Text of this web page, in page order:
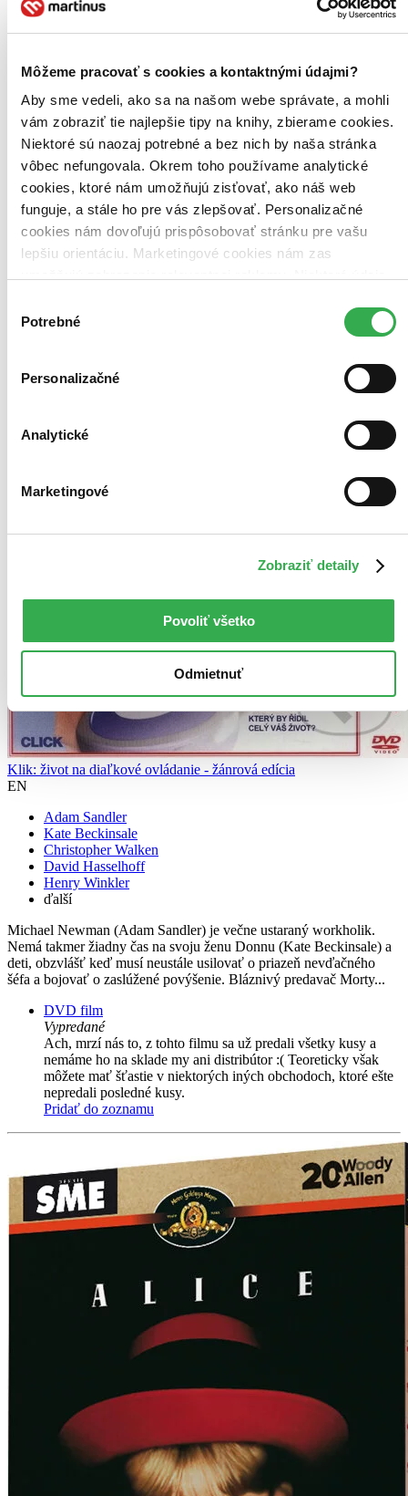
Môžeme pracovať s cookies a kontaktnými údajmi?
Aby sme vedeli, ako sa na našom webe správate, a mohli
vám zobraziť tie najlepšie tipy na knihy, zbierame cookies.
Niektoré sú naozaj potrebné a bez nich by naša stránka
vôbec nefungovala. Okrem toho používame analytické
cookies, ktoré nám umožňujú zisťovať, ako náš web
funguje, a stále ho pre vás zlepšovať. Personalizačné
cookies nám dovoľujú prispôsobovať stránku pre vašu
lepšiu orientáciu. Marketingové cookies nám zas
keby sme mohli používať všetky tieto cookies. Ďakujeme!
súhlasu
Potrebné
Personalizačné
Analytické
Marketingové
Zobraziť detaily
Povoliť všetko
Odmietnuť
deti, obzvlášť keď musí neustále usilovať o priazeň nevďačného
šéfa a bojovať o zaslúžené povýšenie...
Vypredané
Ach, mrzí nás to, z tohto filmu sa už predali všetky kusy a
nemáme ho na sklade my ani distribútor :( Teoreticky však
môžete mať šťastie v niektorých iných obchodoch, ktoré ešte
nepredali posledné kusy.
Pridať do zoznamu
Klik: život na diaľkové ovládanie - žánrová edícia
EN
Adam Sandler
Kate Beckinsale
Christopher Walken
David Hasselhoff
Henry Winkler
ďalší
Michael Newman (Adam Sandler) je večne ustaraný workholik.
Nemá takmer žiadny čas na svoju ženu Donnu (Kate Beckinsale) a
deti, obzvlášť keď musí neustále usilovať o priazeň nevďačného
šéfa a bojovať o zaslúžené povýšenie. Bláznivý predavač Morty...
DVD film
Vypredané
Ach, mrzí nás to, z tohto filmu sa už predali všetky kusy a
nemáme ho na sklade my ani distribútor :( Teoreticky však
môžete mať šťastie v niektorých iných obchodoch, ktoré ešte
nepredali posledné kusy.
Pridať do zoznamu